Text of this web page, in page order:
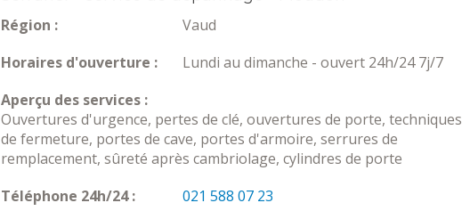
Région :
Vaud
Horaires d'ouverture :
Lundi au dimanche - ouvert 24h/24 7j/7
Aperçu des services :
Ouvertures d'urgence, pertes de clé, ouvertures de porte, techniques
de fermeture, portes de cave, portes d'armoire, serrures de
remplacement, sûreté après cambriolage, cylindres de porte
Téléphone 24h/24 :
021 588 07 23